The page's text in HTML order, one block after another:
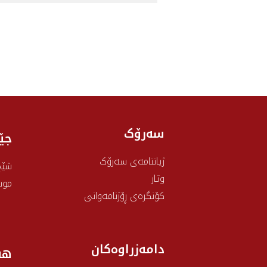
سەرۆک
ژیاننامەی سەرۆک
وتار
کۆنگرەی ڕۆژنامەوانی
دامەزراوەکان